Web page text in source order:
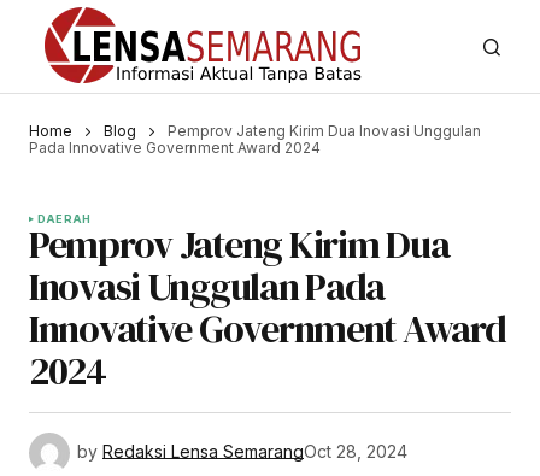
Home Blog
Pemprov Jateng Kirim Dua Inovasi Unggulan
Pada Innovative Government Award 2024
DAERAH
Pemprov Jateng Kirim Dua
Inovasi Unggulan Pada
Innovative Government Award
2024
by Redaksi Lensa SemarangOct 28, 2024